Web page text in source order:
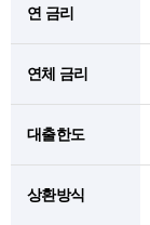
연 금리
연체 금리
대출한도
상환방식